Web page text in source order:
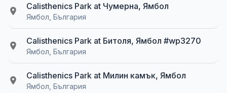
Calisthenics Park at Чумерна, Ямбол
Ямбол, България
Calisthenics Park at Битоля, Ямбол #wp3270
Ямбол, България
Calisthenics Park at Милин камък, Ямбол
Ямбол, България